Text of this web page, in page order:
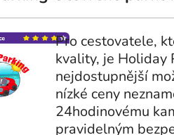
Pro cestovatele,
kvality, je Holiday
nejdostupnější
nízké ceny
24hodinovému
pravidelným